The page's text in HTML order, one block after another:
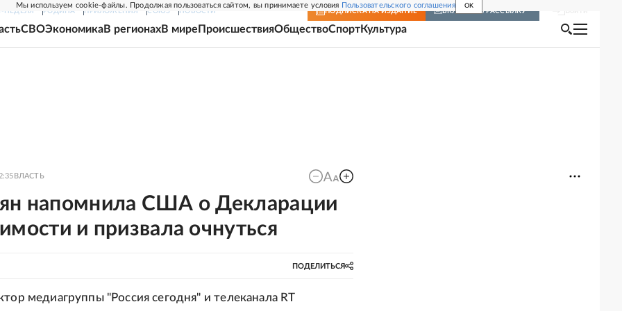
Мы используем cookie-файлы. Продолжая пользоваться сайтом, вы принимаете условия Пользовательского соглашения OK
НЕДЕЛЯ РОДИНА ПРИЛОЖЕНИЯ СОЮЗ НОВОСТИ ПОДПИСКА НА ИЗДАНИЕ ВКЛЮЧИТЬ РАССЫЛКУ
СВОЭкономикаВ регионахВ мире ПроисшествияОбществоСпортКультура
ВЛАСТЬ
напомнила США о Декларации
и призвала очнуться
ПОДЕЛИТЬСЯ
медиагруппы "Россия сегодня" и телеканала RT